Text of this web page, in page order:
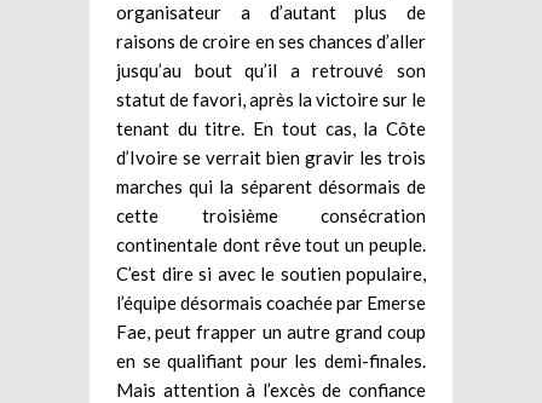
organisateur a d’autant plus de
raisons de croire en ses chances d’aller
jusqu’au bout qu’il a retrouvé son
statut de favori, après la victoire sur le
tenant du titre. En tout cas, la Côte
d’Ivoire se verrait bien gravir les trois
marches qui la séparent désormais de
cette troisième consécration
continentale dont rêve tout un peuple.
C’est dire si avec le soutien populaire,
l’équipe désormais coachée par Emerse
Fae, peut frapper un autre grand coup
en se qualifiant pour les demi-finales.
Mais attention à l’excès de confiance